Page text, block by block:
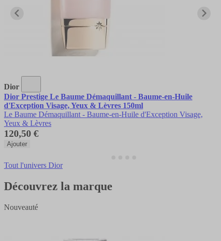
Dior
Dior Prestige Le Baume Démaquillant - Baume-en-Huile
d'Exception Visage, Yeux & Lèvres 150ml
Le Baume Démaquillant - Baume-en-Huile d'Exception Visage,
Yeux & Lèvres
120,50 €
Ajouter
Tout l'univers Dior
Découvrez la marque
Nouveauté